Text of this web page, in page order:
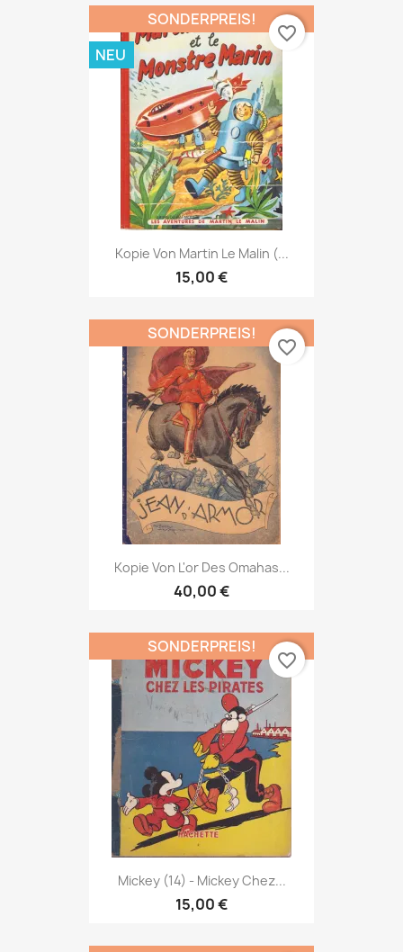
Kopie Von Martin Le Malin (...
15,00 €
SONDERPREIS!
NEU
favorite_border
Kopie Von L'or Des Omahas...
40,00 €
SONDERPREIS!
favorite_border
Mickey (14) - Mickey Chez...
15,00 €
SONDERPREIS!
favorite_border